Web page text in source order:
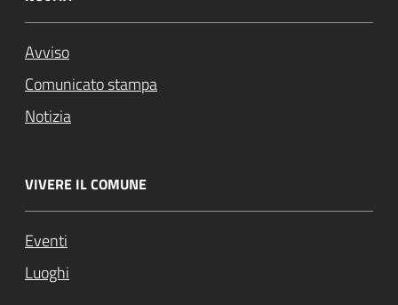
Avviso
Comunicato stampa
Notizia
VIVERE IL COMUNE
Eventi
Luoghi